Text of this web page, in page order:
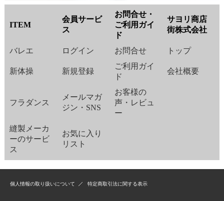
ITEM
会員サービ
ス
お問合せ・
ご利用ガイ
ド
サヨリ商店
街株式会社
バレエ ログイン お問合せ トップ
新体操 新規登録
ご利用ガイ
ド
会社概要
フラダンス
メールマガ
ジン・SNS
お客様の
声・レビュ
ー
縫製メーカ
ーのサービ
ス
お気に入り
リスト
個人情報の取り扱いについて 特定商取引法に関する表示